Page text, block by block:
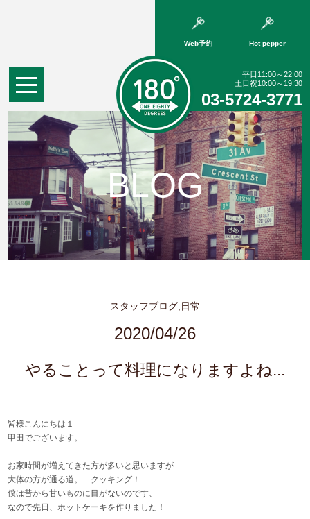
Web予約 Hot pepper
平日11:00～22:00
土日祝10:00～19:30
03-5724-3771
BLOG
スタッフブログ,日常
2020/04/26
やることって料理になりますよね...
皆様こんにちは１
甲田でございます。
お家時間が増えてきた方が多いと思いますが
大体の方が通る道。 クッキング！
僕は昔から甘いものに目がないのです、
なので先日、ホットケーキを作りました！